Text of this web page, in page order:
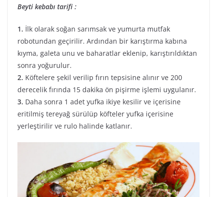
Beyti kebabı tarifi :
1. İlk olarak soğan sarımsak ve yumurta mutfak
robotundan geçirilir. Ardından bir karıştırma kabına
kıyma, galeta unu ve baharatlar eklenip, karıştırıldıktan
sonra yoğurulur.
2. Köftelere şekil verilip fırın tepsisine alınır ve 200
derecelik fırında 15 dakika ön pişirme işlemi uygulanır.
3. Daha sonra 1 adet yufka ikiye kesilir ve içerisine
eritilmiş tereyağ sürülüp köfteler yufka içerisine
yerleştirilir ve rulo halinde katlanır.